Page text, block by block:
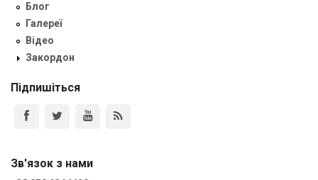
Блог
Галереї
Відео
Закордон
Підпишіться
Зв'язок з нами